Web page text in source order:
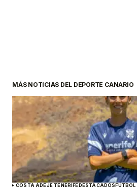
MÁS NOTICIAS DEL DEPORTE CANARIO
COSTA ADEJE TENERIFEDESTACADOSFÚTBOL